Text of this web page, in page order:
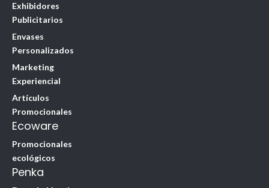
Exhibidores
Publicitarios
Envases
Personalizados
Marketing
Experiencial
Artículos
Promocionales
Ecoware
Promocionales
ecológicos
Penka